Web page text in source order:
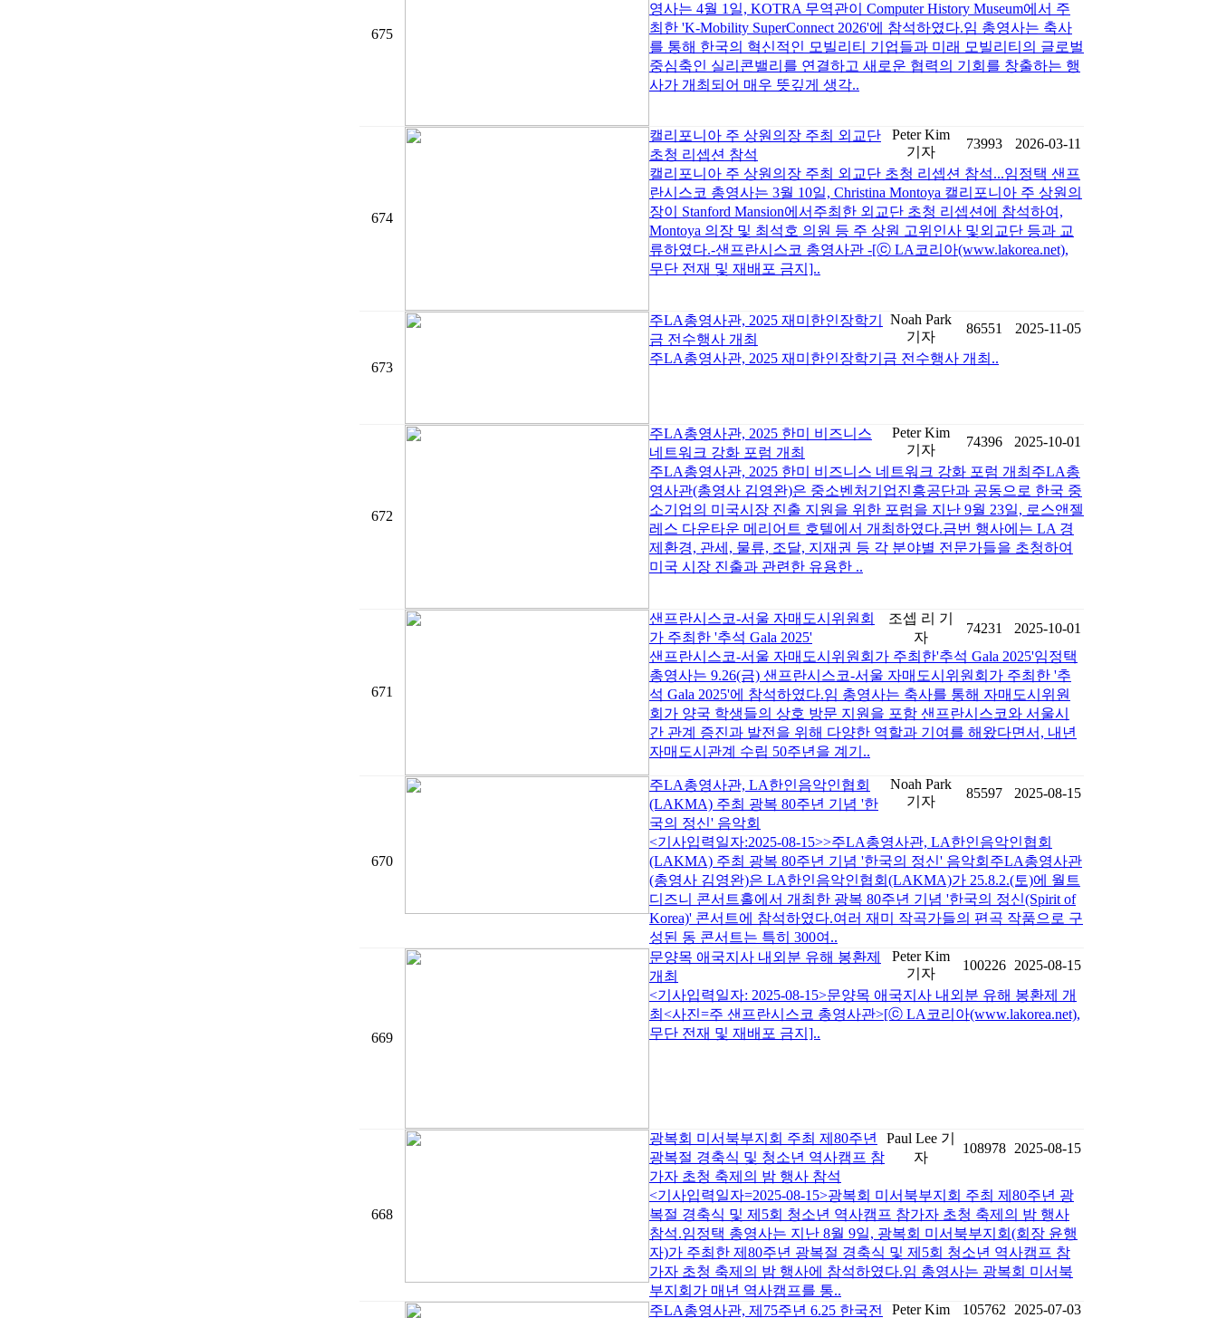
675
영사는 4월 1일, KOTRA 무역관이 Computer History Museum에서 주
최한 'K-Mobility SuperConnect 2026'에 참석하였다.임 총영사는 축사
를 통해 한국의 혁신적인 모빌리티 기업들과 미래 모빌리티의 글로벌
중심축인 실리콘밸리를 연결하고 새로운 협력의 기회를 창출하는 행
사가 개최되어 매우 뜻깊게 생각..
674
캘리포니아 주 상원의장 주최 외교단
초청 리셉션 참석
Peter Kim
기자
73993
2026-03-11
캘리포니아 주 상원의장 주최 외교단 초청 리셉션 참석...임정택 샌프
란시스코 총영사는 3월 10일, Christina Montoya 캘리포니아 주 상원의
장이 Stanford Mansion에서주최한 외교단 초청 리셉션에 참석하여,
Montoya 의장 및 최석호 의원 등 주 상원 고위인사 및외교단 등과 교
류하였다.-샌프란시스코 총영사관 -[ⓒ LA코리아(www.lakorea.net),
무단 전재 및 재배포 금지]..
673
주LA총영사관, 2025 재미한인장학기
금 전수행사 개최
Noah Park
기자
86551
2025-11-05
주LA총영사관, 2025 재미한인장학기금 전수행사 개최..
672
주LA총영사관, 2025 한미 비즈니스
네트워크 강화 포럼 개최
Peter Kim
기자
74396
2025-10-01
주LA총영사관, 2025 한미 비즈니스 네트워크 강화 포럼 개최주LA총
영사관(총영사 김영완)은 중소벤처기업진흥공단과 공동으로 한국 중
소기업의 미국시장 진출 지원을 위한 포럼을 지난 9월 23일, 로스앤젤
레스 다운타운 메리어트 호텔에서 개최하였다.금번 행사에는 LA 경
제환경, 관세, 물류, 조달, 지재권 등 각 분야별 전문가들을 초청하여
미국 시장 진출과 관련한 유용한 ..
671
샌프란시스코-서울 자매도시위원회
가 주최한 '추석 Gala 2025'
조셉 리 기
자
74231
2025-10-01
샌프란시스코-서울 자매도시위원회가 주최한'추석 Gala 2025'임정택
총영사는 9.26(금) 샌프란시스코-서울 자매도시위원회가 주최한 '추
석 Gala 2025'에 참석하였다.임 총영사는 축사를 통해 자매도시위원
회가 양국 학생들의 상호 방문 지원을 포함 샌프란시스코와 서울시
간 관계 증진과 발전을 위해 다양한 역할과 기여를 해왔다면서, 내년
자매도시관계 수립 50주년을 계기..
670
주LA총영사관, LA한인음악인협회
(LAKMA) 주최 광복 80주년 기념 '한
국의 정신' 음악회
Noah Park
기자
85597 2025-08-15
<기사입력일자:2025-08-15>>주LA총영사관, LA한인음악인협회
(LAKMA) 주최 광복 80주년 기념 '한국의 정신' 음악회주LA총영사관
(총영사 김영완)은 LA한인음악인협회(LAKMA)가 25.8.2.(토)에 월트
디즈니 콘서트홀에서 개최한 광복 80주년 기념 '한국의 정신(Spirit of
Korea)' 콘서트에 참석하였다.여러 재미 작곡가들의 편곡 작품으로 구
성된 동 콘서트는 특히 300여..
669
문양목 애국지사 내외분 유해 봉환제
개최
Peter Kim
기자
100226 2025-08-15
<기사입력일자: 2025-08-15>문양목 애국지사 내외분 유해 봉환제 개
최<사진=주 샌프란시스코 총영사관>[ⓒ LA코리아(www.lakorea.net),
무단 전재 및 재배포 금지]..
668
광복회 미서북부지회 주최 제80주년
광복절 경축식 및 청소년 역사캠프 참
가자 초청 축제의 밤 행사 참석
Paul Lee 기
자
108978 2025-08-15
<기사입력일자=2025-08-15>광복회 미서북부지회 주최 제80주년 광
복절 경축식 및 제5회 청소년 역사캠프 참가자 초청 축제의 밤 행사
참석.임정택 총영사는 지난 8월 9일, 광복회 미서북부지회(회장 윤행
자)가 주최한 제80주년 광복절 경축식 및 제5회 청소년 역사캠프 참
가자 초청 축제의 밤 행사에 참석하였다.임 총영사는 광복회 미서북
부지회가 매년 역사캠프를 통..
주LA총영사관, 제75주년 6.25 한국전
Peter Kim 105762 2025-07-03